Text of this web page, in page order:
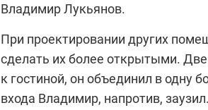
Владимир Лукьянов.
При проектировании других
сделать их более открытыми.
к гостиной, он объединил в одну
входа Владимир, напротив,